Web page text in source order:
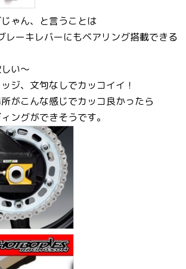
ゃん、と言うことは
レーキレバーにもベアリング搭載できる
い〜
ジ、文句なしでカッコイイ！
がこんな感じでカッコ良かったら
ングができそうです。